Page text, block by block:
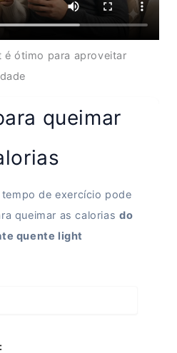
ótimo para aproveitar
queimar
de exercício pode
queimar as calorias do
quente light